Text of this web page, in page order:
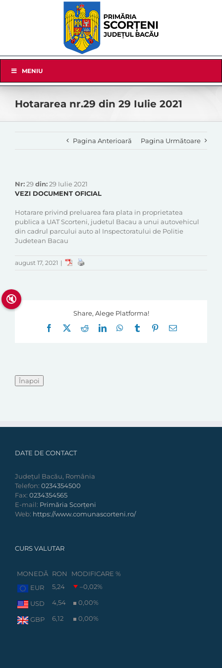
Navigation
MENIU
Hotararea nr.29 din 29 Iulie 2021
Pagina Anterioară Pagina Următoare
Nr:29din:29 Iulie 2021
VEZI DOCUMENT OFICIAL
Hotarare privind preluarea fara plata in proprietatea
publica a UAT Scorteni, judetul Bacau a unui autovehicul
din cadrul parcului auto al Inspectoratului de Politie
Judetean Bacau
august 17, 2021 |
Share, Alege Platforma!
Facebook
RedditLinkedInWhatsApp
Tumblr Pinterest
E-
DATE DE CONTACT
Județul Bacău, România
Telefon: 0234354500
Fax: 0234354565
E-mail: Primăria Scorțeni
Web: https://www.comunascorteni.ro/
CURS VALUTAR
MONEDĂ RON
MODIFICARE %
EUR
5,24 –0,02%
USD 4,54 0,00%
GBP 6,12 0,00%
🔇